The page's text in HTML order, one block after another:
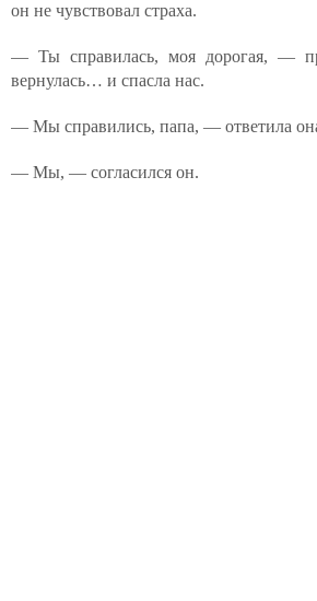
он не чувствовал страха.
— Ты справилась, моя дорогая, —
вернулась… и спасла нас.
— Мы справились, папа, — ответила
— Мы, — согласился он.